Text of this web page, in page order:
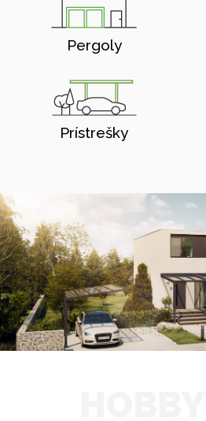
Pergoly
Prístrešky